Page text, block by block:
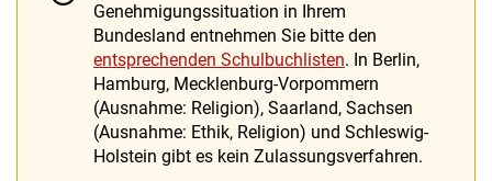
Genehmigungssituation in Ihrem
Bundesland entnehmen Sie bitte den
entsprechenden Schulbuchlisten. In Berlin,
Hamburg, Mecklenburg-Vorpommern
(Ausnahme: Religion), Saarland, Sachsen
(Ausnahme: Ethik, Religion) und Schleswig-
Holstein gibt es kein Zulassungsverfahren.